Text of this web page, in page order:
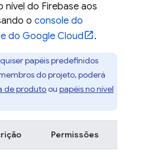
nível do Firebase aos
o console do
do Google Cloud .
papéis predefinidos
do projeto, poderá
de produtoou papéis no nível
Permissões